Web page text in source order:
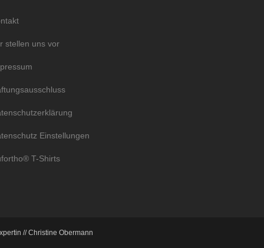
stellen uns vor
Einstellungen
T-Shirts
// Christine Obermann